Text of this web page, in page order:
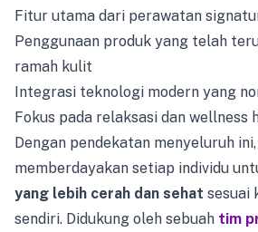
Fitur utama dari perawatan
Penggunaan produk yang telah
ramah kulit
Integrasi teknologi modern yang
Fokus pada relaksasi dan wellness
Dengan pendekatan menyeluruh
memberdayakan setiap individu
yang lebih cerah dan sehat sesuai
sendiri. Didukung oleh sebuah tim